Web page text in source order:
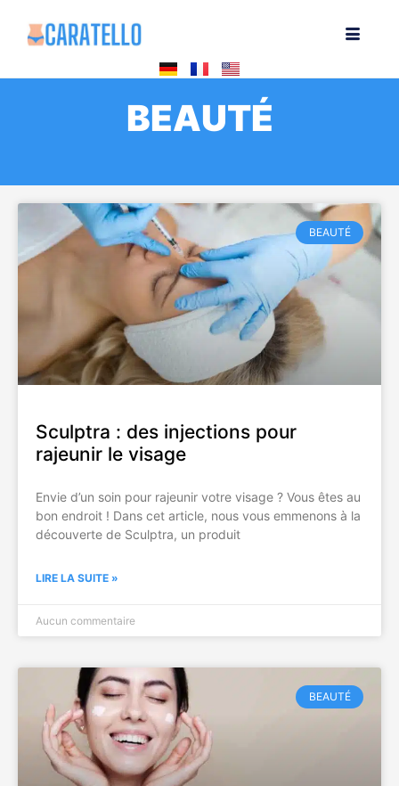
BEAUTÉ
BEAUTÉ
Sculptra : des injections pour
rajeunir le visage
Envie d’un soin pour rajeunir votre visage ? Vous êtes au
bon endroit ! Dans cet article, nous vous emmenons à la
découverte de Sculptra, un produit
LIRE LA SUITE »
Aucun commentaire
BEAUTÉ